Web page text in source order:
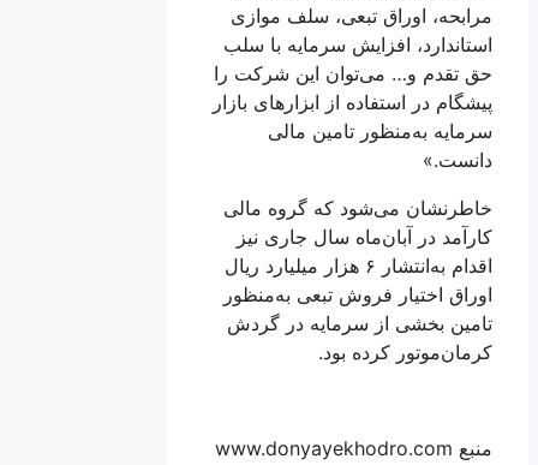
مرابحه، اوراق تبعی، سلف موازی
استاندارد، افزایش سرمایه با سلب
حق تقدم و… می‌توان این شرکت را
پیشگام در استفاده از ابزارهای بازار
سرمایه به‌منظور تامین مالی
دانست.»
خاطرنشان می‌شود که گروه مالی
کارآمد در آبان‌ماه سال جاری نیز
اقدام به‌انتشار ۶ هزار میلیارد ریال
اوراق اختیار فروش تبعی به‌منظور
تامین بخشی از سرمایه در گردش
کرمان‌موتور کرده بود.
منبع www.donyayekhodro.com